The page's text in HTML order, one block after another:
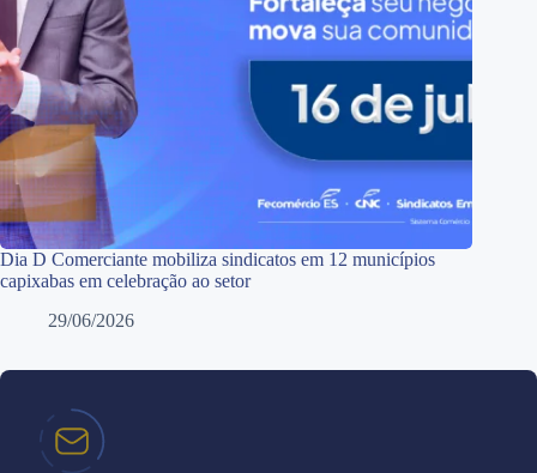
Dia D Comerciante mobiliza sindicatos em 12 municípios
capixabas em celebração ao setor
29/06/2026